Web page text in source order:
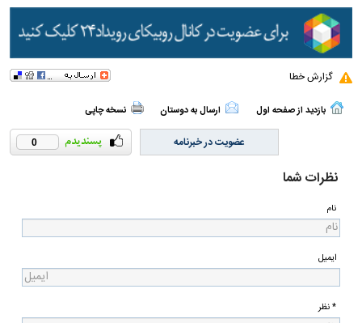
گزارش خطا
بازدید از صفحه اول ارسال به دوستان نسخه چاپی
0 عضویت در خبرنامه
نظرات شما
نام
ایمیل
* نظر